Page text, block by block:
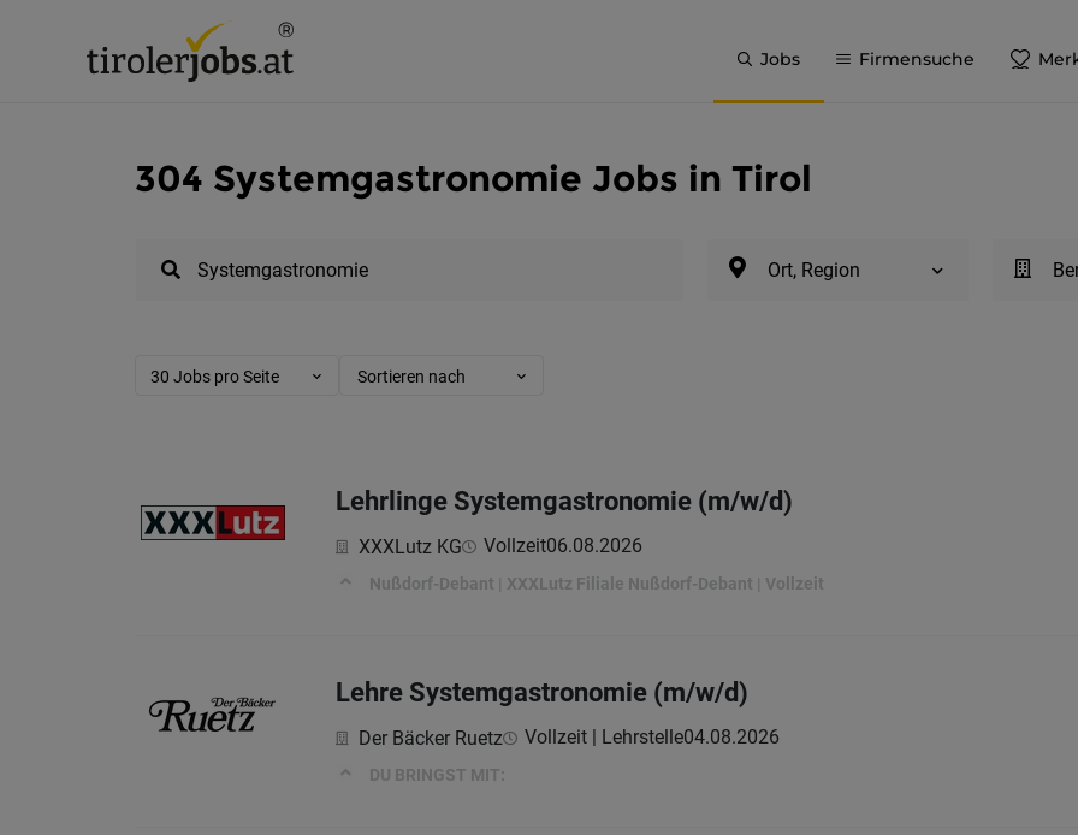
Jobs Firmensuche
304 Systemgastronomie Jobs in Tirol
Ort, Region
30 Jobs pro Seite Sortieren nach
Lehrlinge Systemgastronomie (m/w/d)
XXXLutz KG Vollzeit06.08.2026
Nußdorf-Debant | XXXLutz Filiale Nußdorf-Debant | Vollzeit
Lehre Systemgastronomie (m/w/d)
Der Bäcker Ruetz Vollzeit | Lehrstelle04.08.2026
DU BRINGST MIT: